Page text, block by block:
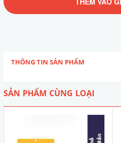
THÔNG TIN SẢN PHẨM
SẢN PHẨM CÙNG LOẠI